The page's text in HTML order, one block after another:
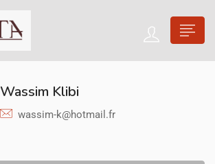
Wassim Klibi
wassim-k@hotmail.fr